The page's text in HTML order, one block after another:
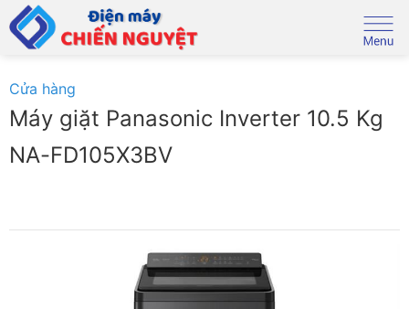
Skip
to
Cửa hàng
Máy giặt Panasonic Inverter 10.5 Kg
NA-FD105X3BV